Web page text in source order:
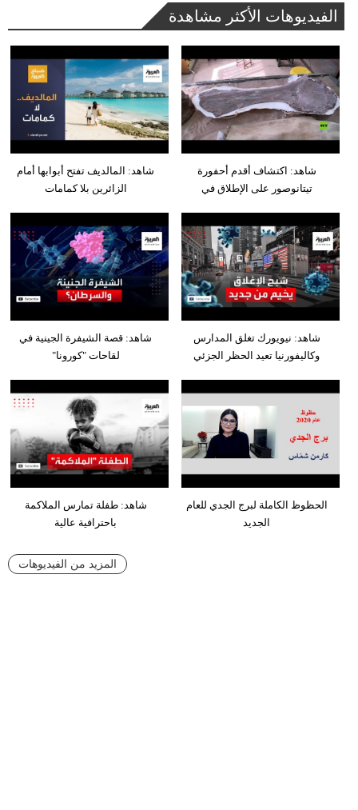
الفيديوهات الأكثر مشاهدة
شاهد: المالديف تفتح أبوابها أمام
الزائرين بلا كمامات
شاهد: اكتشاف أقدم أحفورة
تيتانوصور على الإطلاق في
شاهد: قصة الشيفرة الجينية في
لقاحات "كورونا"
شاهد: نيويورك تغلق المدارس
وكاليفورنيا تعيد الحظر الجزئي
شاهد: طفلة تمارس الملاكمة
باحترافية عالية
الحظوظ الكاملة لبرج الجدي للعام
الجديد
المزيد من الفيديوهات